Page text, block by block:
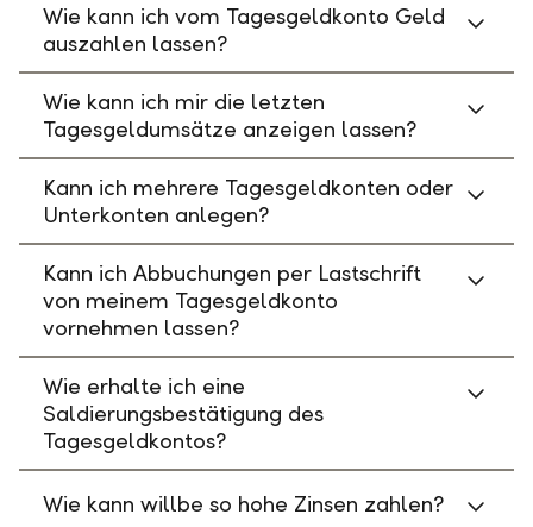
Wie kann ich vom Tagesgeldkonto Geld
auszahlen lassen?
Wie kann ich mir die letzten
Tagesgeldumsätze anzeigen lassen?
Kann ich mehrere Tagesgeldkonten oder
Unterkonten anlegen?
Kann ich Abbuchungen per Lastschrift
von meinem Tagesgeldkonto
vornehmen lassen?
Wie erhalte ich eine
Saldierungsbestätigung des
Tagesgeldkontos?
Wie kann willbe so hohe Zinsen zahlen?